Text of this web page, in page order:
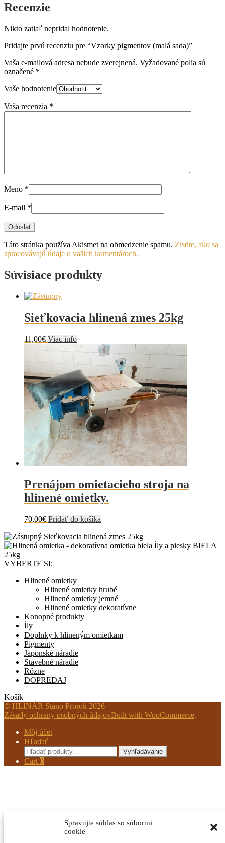
Spravujte súhlas so súbormi
cookie
Recenzie
Nikto zatiaľ nepridal hodnotenie.
Pridajte prvú recenziu pre “Vzorky pigmentov (malá sada)”
Vaša e-mailová adresa nebude zverejnená. Vyžadované polia sú
označené *
Vaše hodnotenie
Vaša recenzia *
Meno *
E-mail *
Táto stránka používa Akismet na obmedzenie spamu. Zistite, ako sa
spracovávajú údaje o vašich komentároch.
Súvisiace produkty
Sieťkovacia hlinená zmes 25kg
11,00€ Viac info
Prenájom omietacieho stroja na
hlinené omietky.
70,00€ Pridať do košíka
Sieťkovacia hlinená zmes 25kg
Íly a piesky BIELA
25kg
VYBERTE SI:
Hlinené omietky
Hlinené omietky hrubé
Hlinené omietky jemné
Hlinené omietky dekoratívne
Konopné produkty
Íly
Doplnky k hlineným omietkam
Pigmenty
Japonské náradie
Stavebné náradie
Rôzne
DOPREDAJ
Košík
© HLINÁR Stano Prorok 2026
Zásady ochrany osobných údajovBuilt with WooCommerce.
Môj účet
Hľadať
Hľadať:
Vyhľadávanie
Cart 0